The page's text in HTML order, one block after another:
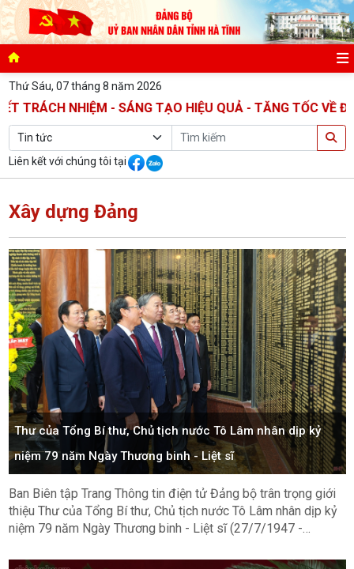
Thứ Sáu, 07 tháng 8 năm 2026
NHIỆM - SÁNG TẠO HIỆU QUẢ - TĂNG TỐC VỀ ĐÍCH
Liên kết với chúng tôi tại
Xây dựng Đảng
Thư của Tổng Bí thư, Chủ tịch nước Tô Lâm nhân dịp kỷ
niệm 79 năm Ngày Thương binh - Liệt sĩ
Ban Biên tập Trang Thông tin điện tử Đảng bộ trân trọng giới
thiệu Thư của Tổng Bí thư, Chủ tịch nước Tô Lâm nhân dịp kỷ
niệm 79 năm Ngày Thương binh - Liệt sĩ (27/7/1947 -